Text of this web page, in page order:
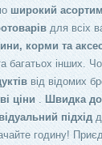
широкий
для всіх
корми та
багатьох інших.
від відомих
ціни. Швидка
підхід
годину!